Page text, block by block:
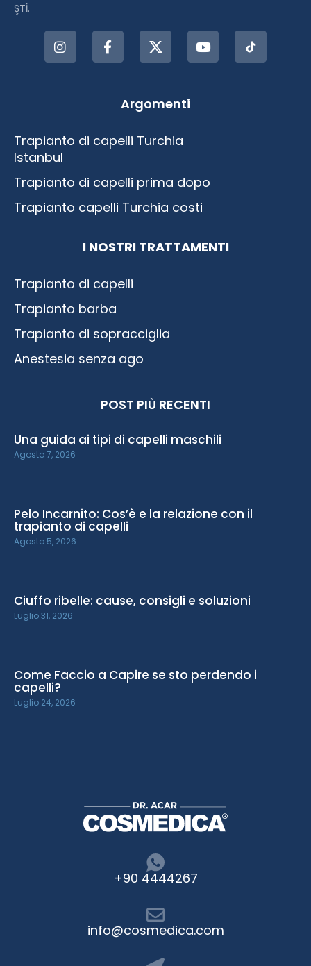
ŞTİ.
Argomenti
Trapianto di capelli Turchia
Istanbul
Trapianto di capelli prima dopo
Trapianto capelli Turchia costi
I NOSTRI TRATTAMENTI
Trapianto di capelli
Trapianto barba
Trapianto di sopracciglia
Anestesia senza ago
POST PIÙ RECENTI
Una guida ai tipi di capelli maschili
Agosto 7, 2026
Pelo Incarnito: Cos’è e la relazione con il
trapianto di capelli
Agosto 5, 2026
Ciuffo ribelle: cause, consigli e soluzioni
Luglio 31, 2026
Come Faccio a Capire se sto perdendo i
capelli?
Luglio 24, 2026
+90 4444267
info@cosmedica.com